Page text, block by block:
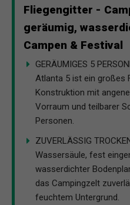
Fliegengitter -
geräumig,
Campen & Festival
GERÄUMIGES 5
Atlanta 5 ist ein großes
Konstruktion mit
Vorraum und teilbarer
Personen.
ZUVERLÄSSIG
Wassersäule, fest
wasserdichter
das Campingzelt
feuchtem Untergrund.